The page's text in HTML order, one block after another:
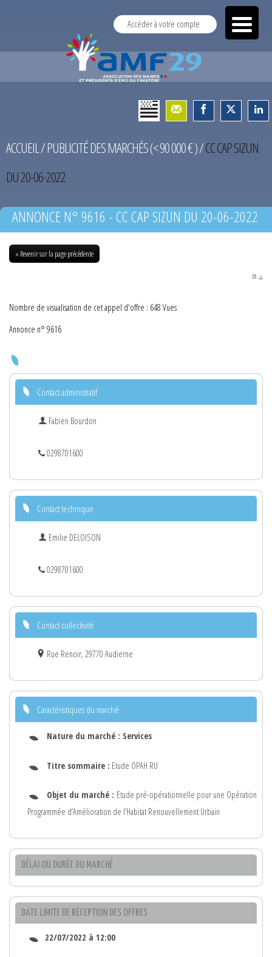
Accéder à votre compte
ACCUEIL/PUBLICITÉ DES MARCHÉS (< 90 000 € )/CC CAP SIZUN
DU 20-06-2022
ANNONCE N° 9616 - CC CAP SIZUN DU 20-06-2022
« Revenir sur la page précédente
PDF
Nombre de visualisation de cet appel d'offre : 648 Vues
Annonce n° 9616
Contact administratif
Fabien Bourdon
0298701600
Contact technique
Emilie DELOISON
0298701600
Contact collectivité
Rue Renoir, 29770 Audierne
Caractéristiques du marché
Nature du marché : Services
Titre sommaire : Etude OPAH RU
Objet du marché : Etude pré-opérationnelle pour une Opération
Programmée d’Amélioration de l’Habitat Renouvellement Urbain
DÉLAI OU DURÉE DU MARCHÉ
DATE LIMITE DE RÉCEPTION DES OFFRES
22/07/2022 à 12:00